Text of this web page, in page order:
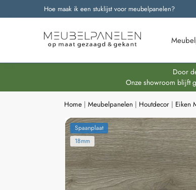
Hoe maak ik een stuklijst voor meubelpanelen?
Onze nieuwste producten
Door
Onze showroom blijft
Home |Meubelpanelen | Houtdecor | Eiken
Spaanplaat
18mm